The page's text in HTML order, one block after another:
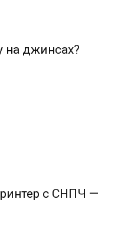
на джинсах?
с СНПЧ —